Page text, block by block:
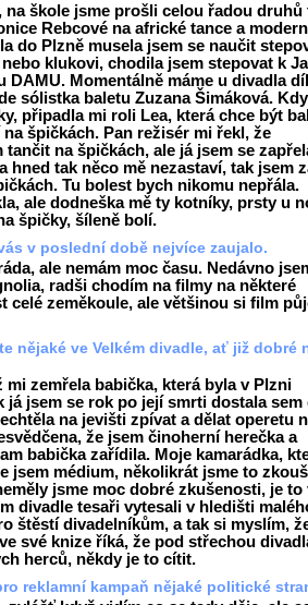
na škole jsme prošli celou řadou druhů
Rebcové na africké tance a
do Plzně musela jsem se naučit
klukovi, chodila jsem stepovat k
DAMU. Momentálně máme u divadla
sólistka baletu Zuzana Šimáková.
připadla mi roli Lea, která chce být
špičkách. Pan režisér mi řekl, že
na špičkách, ale já jsem se
hned tak něco mě nezastaví, tak jsem
Tu bolest bych nikomu nepřála.
ale dodneška mě ty kotníky, prsty u
špičky, šíleně bolí.
v poslední době nejvíce zaujalo.
ale nemám moc času. Nedávno
radši chodím na filmy na některé
celé zeměkoule, ale většinou si film
nějaké ve Velkém divadle, ať již dobré
mi zemřela babička, která byla v Plzni
já jsem se rok po její smrti dostala sem
na jevišti zpívat a dělat operetu
že jsem činoherní herečka a
babička zařídila. Moje kamarádka,
jsem médium, několikrát jsme to
jsme moc dobré zkušenosti, je to
divadle tesaři vytesali v hledišti
štěstí divadelníkům, a tak si myslím,
své knize říká, že pod střechou
herců, někdy je to cítit.
reklamní kampaň nějaké politické